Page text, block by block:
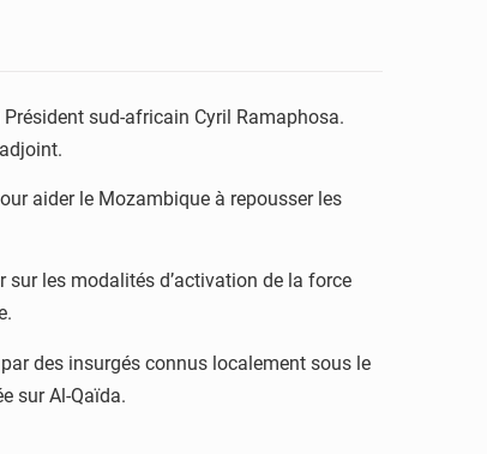
sud-africain Cyril Ramaphosa.
aider le Mozambique à repousser les
sur les modalités d’activation de la force
des insurgés connus localement sous le
sur Al-Qaïda.